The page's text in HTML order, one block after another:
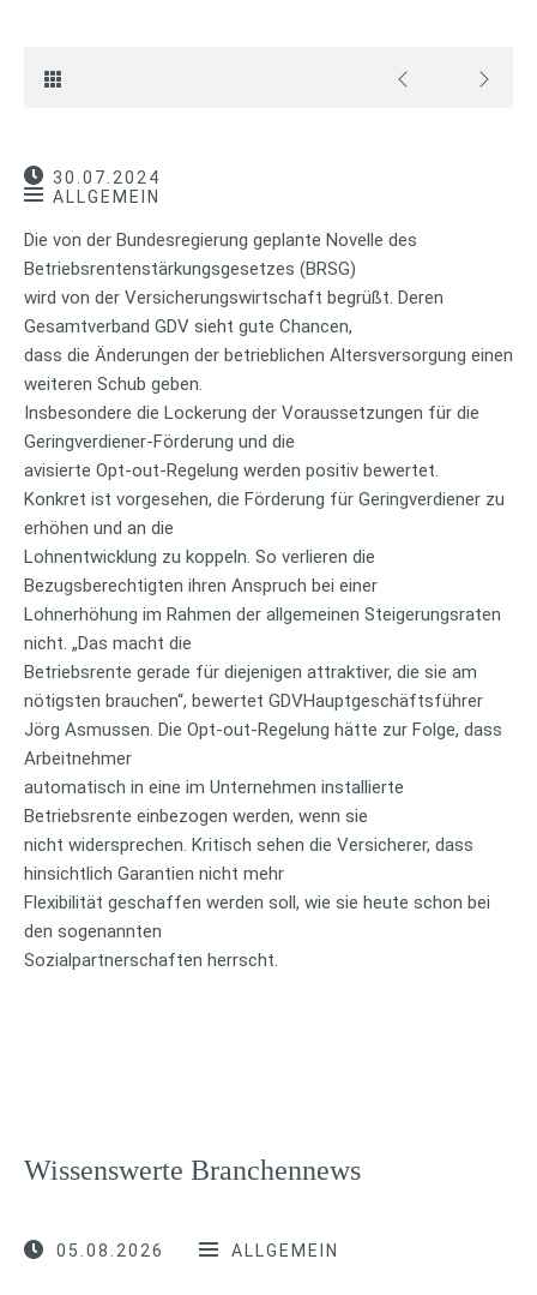
30.07.2024
ALLGEMEIN
Die von der Bundesregierung geplante Novelle des
Betriebsrentenstärkungsgesetzes (BRSG)
wird von der Versicherungswirtschaft begrüßt. Deren
Gesamtverband GDV sieht gute Chancen,
dass die Änderungen der betrieblichen Altersversorgung einen
weiteren Schub geben.
Insbesondere die Lockerung der Voraussetzungen für die
Geringverdiener-Förderung und die
avisierte Opt-out-Regelung werden positiv bewertet.
Konkret ist vorgesehen, die Förderung für Geringverdiener zu
erhöhen und an die
Lohnentwicklung zu koppeln. So verlieren die
Bezugsberechtigten ihren Anspruch bei einer
Lohnerhöhung im Rahmen der allgemeinen Steigerungsraten
nicht. „Das macht die
Betriebsrente gerade für diejenigen attraktiver, die sie am
nötigsten brauchen“, bewertet GDVHauptgeschäftsführer
Jörg Asmussen. Die Opt-out-Regelung hätte zur Folge, dass
Arbeitnehmer
automatisch in eine im Unternehmen installierte
Betriebsrente einbezogen werden, wenn sie
nicht widersprechen. Kritisch sehen die Versicherer, dass
hinsichtlich Garantien nicht mehr
Flexibilität geschaffen werden soll, wie sie heute schon bei
den sogenannten
Sozialpartnerschaften herrscht.
Wissenswerte Branchennews
05.08.2026 ALLGEMEIN